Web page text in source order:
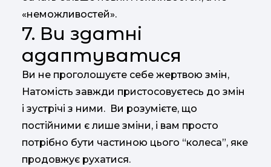
«неможливостей».
7. Ви здатні
адаптуватися
Ви не проголошуєте себе жертвою змін,
Натомість завжди пристосовуєтесь до змін
і зустрічі з ними. Ви розумієте, що
постійними є лише зміни, і вам просто
потрібно бути частиною цього “колеса”, яке
продовжує рухатися.